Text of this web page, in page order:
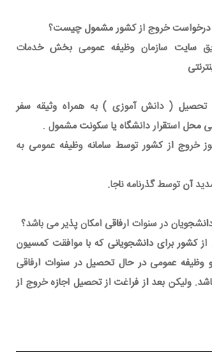
سایت سازمان وظیفه عمومی بخش خدمات
تحصیل ( دانش آموزی ) به همراه وثیقه سفر
محل استقرار دانشگاه یا سکونت مشمول .
خروج از کشور توسط سامانه وظیفه عمومی به
آن توسط گذرنامه ناجا.
کشور برای دانشجویانی که با موافقت کمسیون
وظیفه عمومی در حال تحصیل در سنوات ارفاقی
ولیکن بعد از فراغت از تحصیل اجازه خروج از